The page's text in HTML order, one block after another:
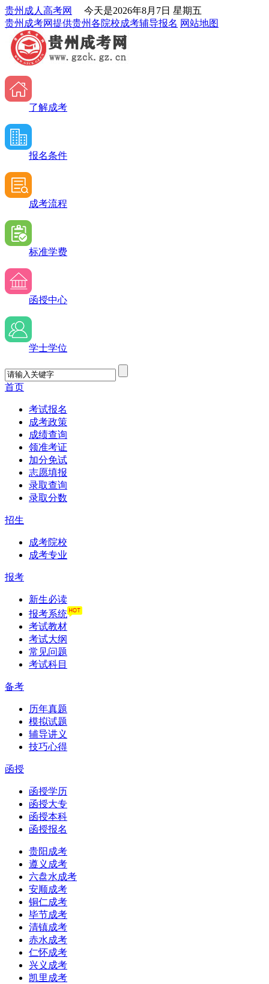
贵州成人高考网 今天是2026年8月7日 星期五
贵州成考网提供贵州各院校成考辅导报名 网站地图
了解成考
报名条件
成考流程
标准学费
函授中心
学士学位
首页
考试报名
成考政策
成绩查询
领准考证
加分免试
志愿填报
录取查询
录取分数
招生
成考院校
成考专业
报考
新生必读
报考系统
考试教材
考试大纲
常见问题
考试科目
备考
历年真题
模拟试题
辅导讲义
技巧心得
函授
函授学历
函授大专
函授本科
函授报名
贵阳成考
遵义成考
六盘水成考
安顺成考
铜仁成考
毕节成考
清镇成考
赤水成考
仁怀成考
兴义成考
凯里成考